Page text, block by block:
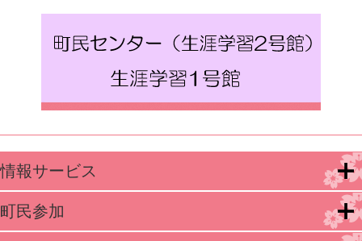
情報サービス
町民参加